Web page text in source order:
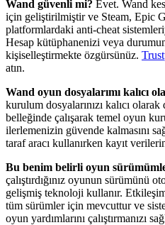
Wand güvenli mi? Evet. Wand
için geliştirilmiştir ve Steam, Epic
platformlardaki anti-cheat
Hesap kütüphanenizi veya
kişiselleştirmekte özgürsünüz.
atın.
Wand oyun dosyalarımı kalıcı
kurulum dosyalarınızı kalıcı
belleğinde çalışarak temel oyun
ilerlemenizin güvende kalmasını
taraf aracı kullanırken kayıt
Bu benim belirli oyun sürümümle
çalıştırdığınız oyunun sürümünü
gelişmiş teknoloji kullanır.
tüm sürümler için mevcuttur ve
oyun yardımlarını çalıştırmanızı